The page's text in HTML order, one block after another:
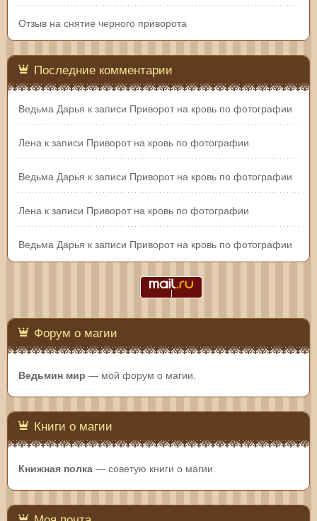
Отзыв на снятие черного приворота
Последние комментарии
Ведьма Дарья к записи Приворот на кровь по фотографии
Лена к записи Приворот на кровь по фотографии
Ведьма Дарья к записи Приворот на кровь по фотографии
Лена к записи Приворот на кровь по фотографии
Ведьма Дарья к записи Приворот на кровь по фотографии
Форум о магии
Ведьмин мир — мой форум о магии.
Книги о магии
Книжная полка — советую книги о магии.